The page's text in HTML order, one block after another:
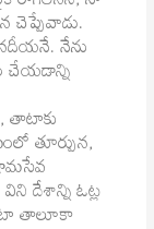
చెప్పేవాడు.
నేను
చేయడాన్ని
తాటాకు
తూర్పున,
దేశాన్ని ఓట్ల
తాలూకా